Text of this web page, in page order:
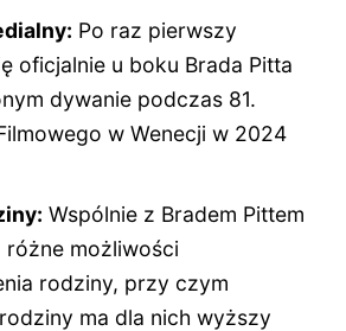
Po raz pierwszy
oficjalnie u boku Brada Pitta
dywanie podczas 81.
w Wenecji w 2024
Wspólnie z Bradem Pittem
różne możliwości
rodziny, przy czym
ma dla nich wyższy